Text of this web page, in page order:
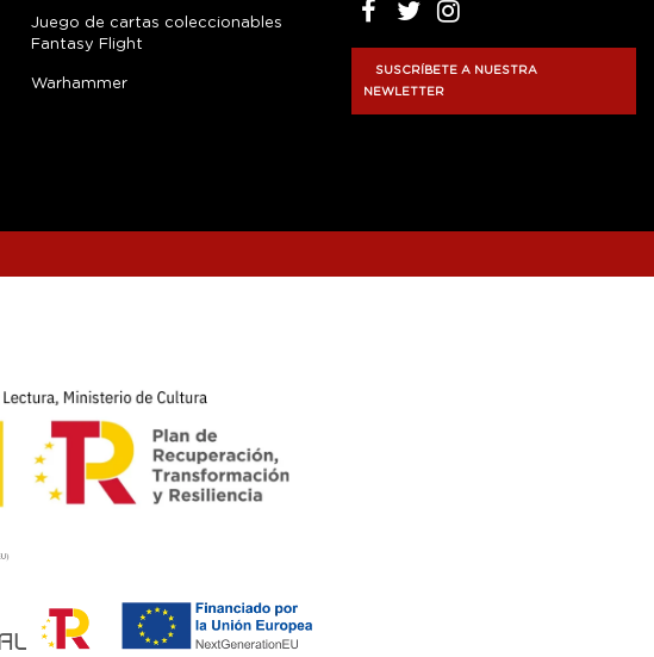
Juego de cartas coleccionables
Fantasy Flight
Warhammer
SUSCRÍBETE A NUESTRA
NEWLETTER